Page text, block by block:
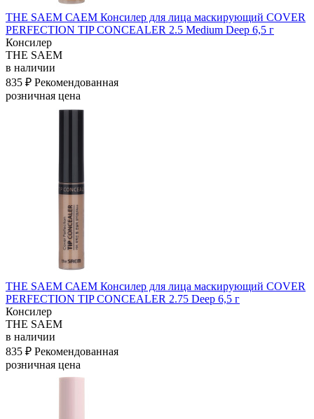
THE SAEM САЕМ Консилер для лица маскирующий COVER
PERFECTION TIP CONCEALER 2.5 Medium Deep 6,5 г
Консилер
THE SAEM
в наличии
835 ₽ Рекомендованная
розничная цена
THE SAEM САЕМ Консилер для лица маскирующий COVER
PERFECTION TIP CONCEALER 2.75 Deep 6,5 г
Консилер
THE SAEM
в наличии
835 ₽ Рекомендованная
розничная цена